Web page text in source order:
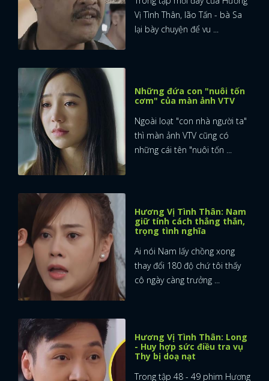
Vị Tình Thân, lão Tấn - bà Sa
lại bày chuyện để vu ...
Những đứa con "nuôi tốn
cơm" của màn ảnh VTV
Ngoài loạt "con nhà người ta"
thì màn ảnh VTV cũng có
những cái tên "nuôi tốn ...
Hương Vị Tình Thân: Nam
giữ tính cách thẳng thắn,
trọng tình nghĩa
Ai nói Nam lấy chồng xong
thay đổi 180 độ chứ tôi thấy
cô ngày càng trưởng ...
Hương Vị Tình Thân: Long
- Huy hợp sức điều tra vụ
Thy bị doạ nạt
Trong tập 48 - 49 phim Hương